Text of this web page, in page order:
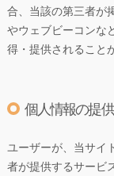
合、当該の第三者が
やウェブビーコンな
得・提供されること
個人情報の提
ユーザーが、当サイ
者が提供するサービ